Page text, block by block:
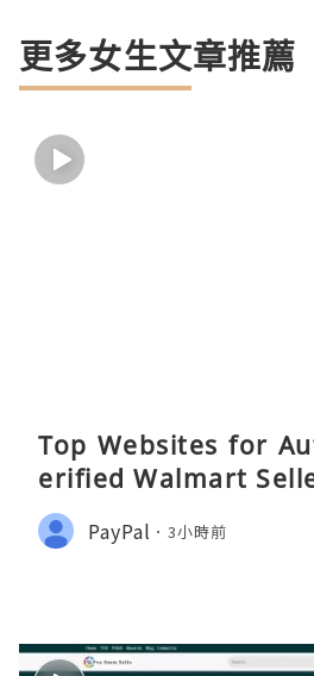
更多女生文章推薦
Top Websites for
erified Walmart
PayPal 3小時前